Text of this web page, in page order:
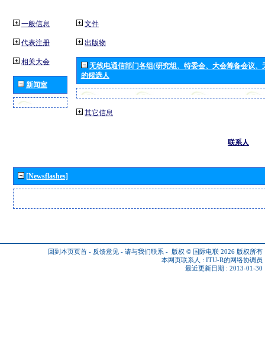
一般信息
代表注册
相关大会
新闻室
文件
出版物
无线电通信部门各组(研究组、特委会、大会筹备会议
的候选人
其它信息
联系人
[Newsflashes]
回到本页页首 - 反馈意见 - 请与我们联系 - 版权 © 国际电联 2026 版权所有
本网页联系人 : ITU-R的网络协调员
最近更新日期 : 2013-01-30